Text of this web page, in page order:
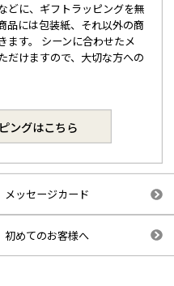
どに、ギフトラッピングを無
品には包装紙、それ以外の商
ます。 シーンに合わせたメ
だけますので、大切な方への
ングはこちら
メッセージカード
初めてのお客様へ